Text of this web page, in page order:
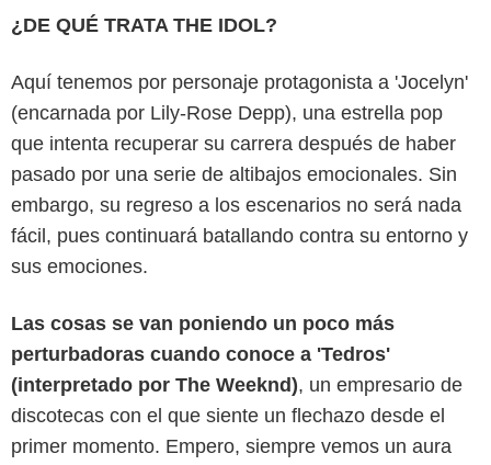
¿DE QUÉ TRATA THE IDOL?
Aquí tenemos por personaje protagonista a 'Jocelyn'
(encarnada por Lily-Rose Depp), una estrella pop
que intenta recuperar su carrera después de haber
pasado por una serie de altibajos emocionales. Sin
embargo, su regreso a los escenarios no será nada
fácil, pues continuará batallando contra su entorno y
sus emociones.
Las cosas se van poniendo un poco más
perturbadoras cuando conoce a 'Tedros'
(interpretado por The Weeknd), un empresario de
discotecas con el que siente un flechazo desde el
primer momento. Empero, siempre vemos un aura